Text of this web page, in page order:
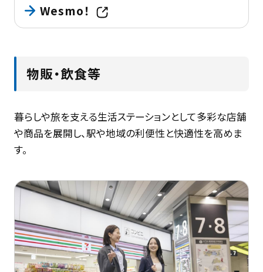
Wesmo！
物販・飲食等
暮らしや旅を支える生活ステーションとして多彩な店舗
や商品を展開し、駅や地域の利便性と快適性を高めま
す。